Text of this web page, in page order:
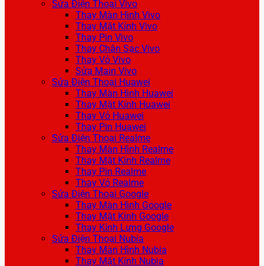
Sửa Điện Thoại Vivo
Thay Màn Hình Vivo
Thay Mặt Kính Vivo
Thay Pin Vivo
Thay Chân Sạc Vivo
Thay Vỏ Vivo
Sửa Main Vivo
Sửa Điện Thoại Huawei
Thay Màn Hình Huawei
Thay Mặt Kính Huawei
Thay Vỏ Huawei
Thay Pin Huawei
Sửa Điện Thoại Realme
Thay Màn Hình Realme
Thay Mặt Kính Realme
Thay Pin Realme
Thay Vỏ Realme
Sửa Điện Thoại Google
Thay Màn Hình Google
Thay Mặt Kính Google
Thay Kính Lưng Google
Sửa Điện Thoại Nubia
Thay Màn Hình Nubia
Thay Mặt Kính Nubia